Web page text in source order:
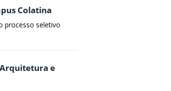
Colatina
processo seletivo
Arquitetura e